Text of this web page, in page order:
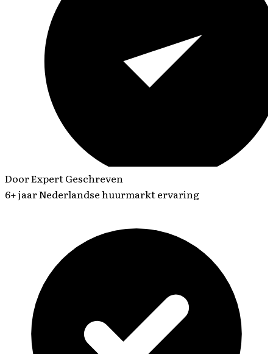
Door Expert Geschreven
6+ jaar Nederlandse huurmarkt ervaring